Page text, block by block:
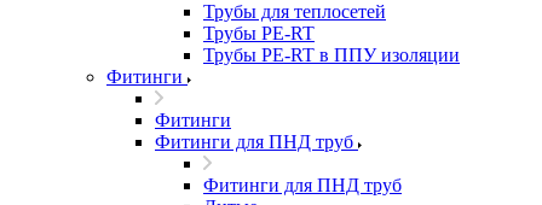
Трубы для теплосетей
Трубы PE-RT
Трубы PE-RT в ППУ изоляции
Фитинги
Фитинги
Фитинги для ПНД труб
Фитинги для ПНД труб